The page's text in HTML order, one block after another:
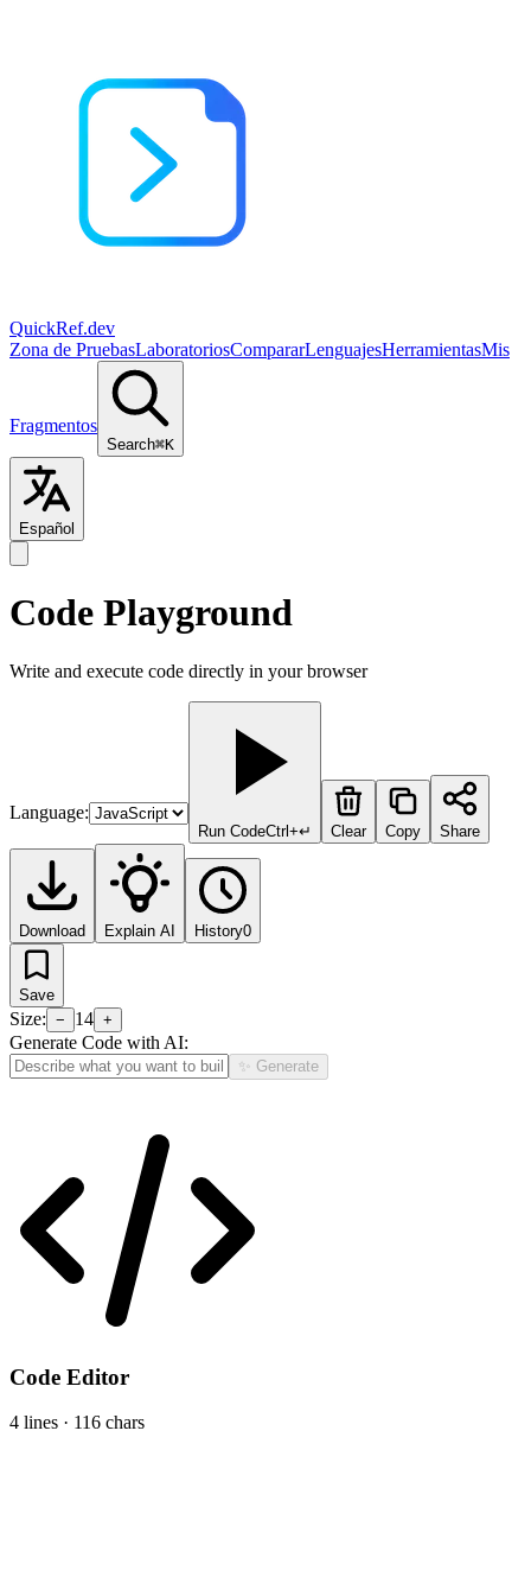
QuickRef.dev
Zona de PruebasLaboratoriosCompararLenguajesHerramientasMis
Fragmentos
Search⌘K
Español
Code Playground
Write and execute code directly in your browser
Language:
Run CodeCtrl+↵ Clear Copy Share
Download Explain AI History0
Save
Size: − 14 +
Generate Code with AI:
✨ Generate
Code Editor
4 lines · 116 chars